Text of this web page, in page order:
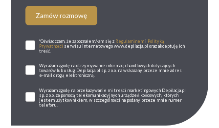
Zamów rozmowę
*Oświadczam, że zapoznałem/-am się z Regulaminemi Polityką
Prywatności serwisu internetowego www.depilacja.pl oraz akceptuję ich
treść.
Wyrażam zgodę na otrzymywanie informacji handlowych dotyczących
towarów lub usług Depilacja.pl sp. z o.o. na wskazany przeze mnie adres
e-mail drogą elektroniczną.
Wyrażam zgodę na przekazywanie mi treści marketingowych Depilacja.pl
sp. z o.o. za pomocą telekomunikacyjnych urządzeń końcowych, których
jestem użytkownikiem, w szczególności na podany przeze mnie numer
telefonu.